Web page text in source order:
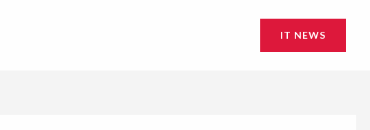
IT NEWS